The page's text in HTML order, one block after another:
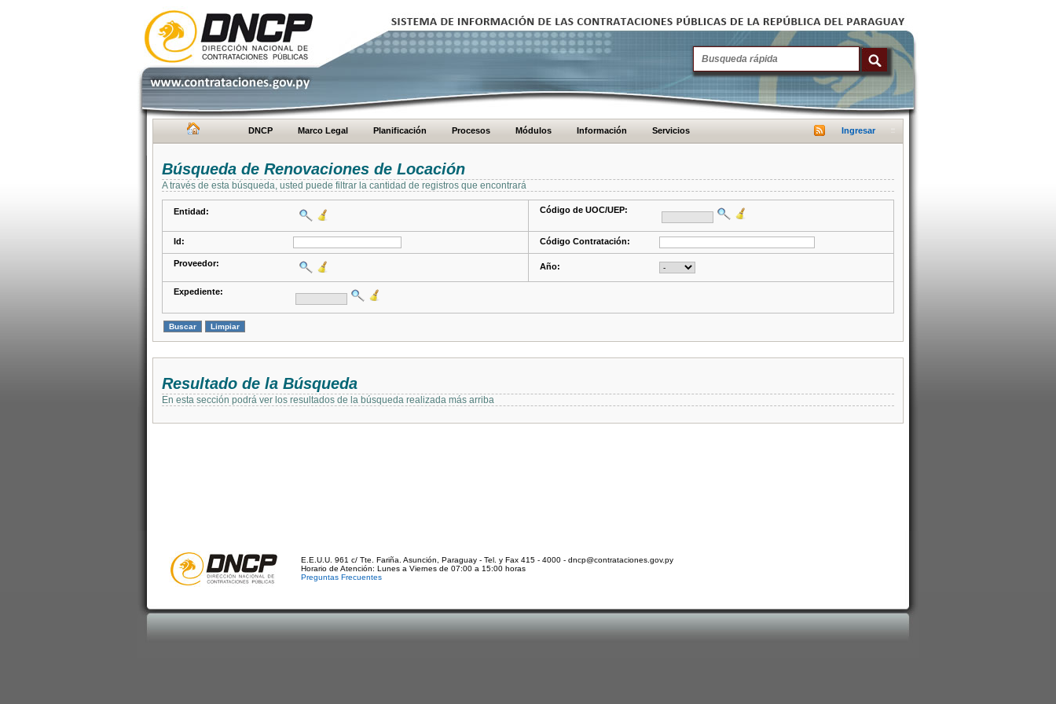
DNCP Marco Legal Planificación Procesos Módulos Información Servicios Ingresar
Búsqueda de Renovaciones de Locación
A través de esta búsqueda, usted puede filtrar la cantidad de registros que encontrará
Entidad: Código de UOC/UEP:
Id: Código Contratación:
Proveedor: Año:
Expediente:
Resultado de la Búsqueda
En esta sección podrá ver los resultados de la búsqueda realizada más arriba
E.E.U.U. 961 c/ Tte. Fariña. Asunción, Paraguay - Tel. y Fax 415 - 4000 - dncp@contrataciones.gov.py
Horario de Atención: Lunes a Viernes de 07:00 a 15:00 horas
Preguntas Frecuentes